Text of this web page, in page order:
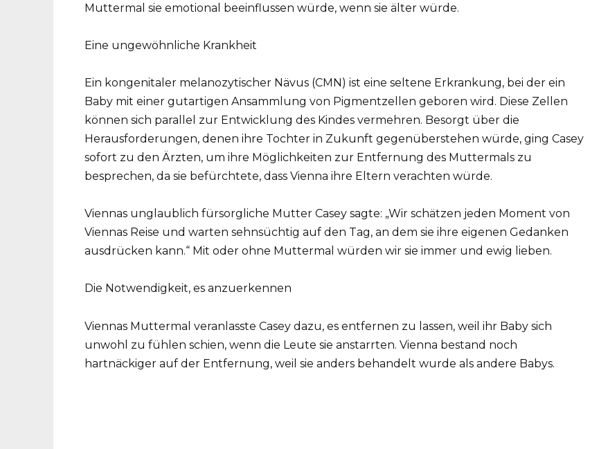
Muttermal sie emotional beeinflussen würde, wenn sie älter würde.
Eine ungewöhnliche Krankheit
Ein kongenitaler melanozytischer Nävus (CMN) ist eine seltene Erkrankung, bei der ein
Baby mit einer gutartigen Ansammlung von Pigmentzellen geboren wird. Diese Zellen
können sich parallel zur Entwicklung des Kindes vermehren. Besorgt über die
Herausforderungen, denen ihre Tochter in Zukunft gegenüberstehen würde, ging Casey
sofort zu den Ärzten, um ihre Möglichkeiten zur Entfernung des Muttermals zu
besprechen, da sie befürchtete, dass Vienna ihre Eltern verachten würde.
Viennas unglaublich fürsorgliche Mutter Casey sagte: „Wir schätzen jeden Moment von
Viennas Reise und warten sehnsüchtig auf den Tag, an dem sie ihre eigenen Gedanken
ausdrücken kann.“ Mit oder ohne Muttermal würden wir sie immer und ewig lieben.
Die Notwendigkeit, es anzuerkennen
Viennas Muttermal veranlasste Casey dazu, es entfernen zu lassen, weil ihr Baby sich
unwohl zu fühlen schien, wenn die Leute sie anstarrten. Vienna bestand noch
hartnäckiger auf der Entfernung, weil sie anders behandelt wurde als andere Babys.